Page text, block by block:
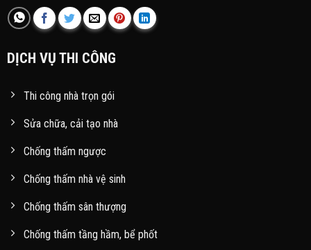
DỊCH VỤ THI CÔNG
Thi công nhà trọn gói
Sửa chữa, cải tạo nhà
Chống thấm ngược
Chống thấm nhà vệ sinh
Chống thấm sân thượng
Chống thấm tầng hầm, bể phốt